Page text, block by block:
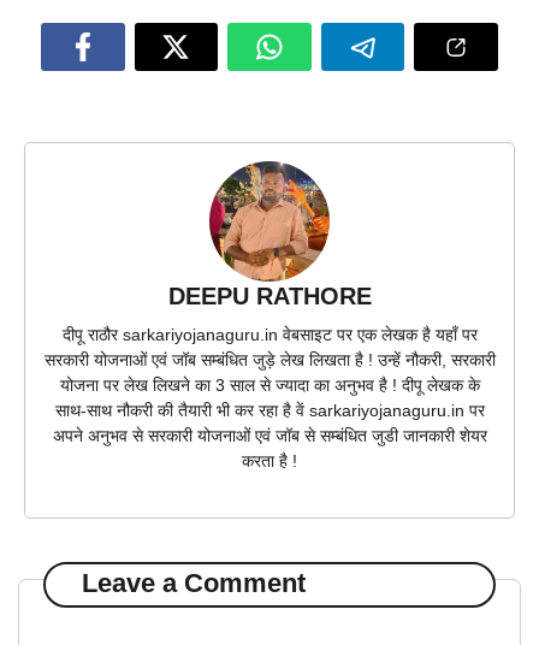
DEEPU RATHORE
दीपू राठौर sarkariyojanaguru.in वेबसाइट पर एक लेखक है यहाँ पर
सरकारी योजनाओं एवं जॉब सम्बंधित जुड़े लेख लिखता है ! उन्हें नौकरी, सरकारी
योजना पर लेख लिखने का 3 साल से ज्यादा का अनुभव है ! दीपू लेखक के
साथ-साथ नौकरी की तैयारी भी कर रहा है वें sarkariyojanaguru.in पर
अपने अनुभव से सरकारी योजनाओं एवं जॉब से सम्बंधित जुडी जानकारी शेयर
करता है !
Leave a Comment